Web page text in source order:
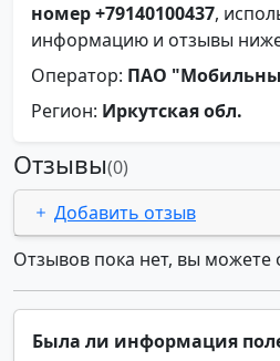
номер +79140100437,
информацию и отзывы
Оператор: ПАО
Регион: Иркутская обл.
Отзывы(0)
Добавить отзыв
Отзывов пока нет, вы можете
Была ли информация